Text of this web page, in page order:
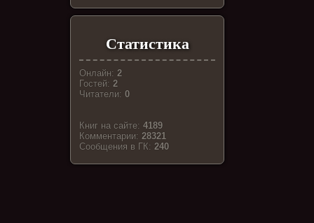
Статистика
Онлайн:2
Гостей:2
Читатели:0
Книг на сайте:4189
Комментарии:28321
Cообщения в ГК:240